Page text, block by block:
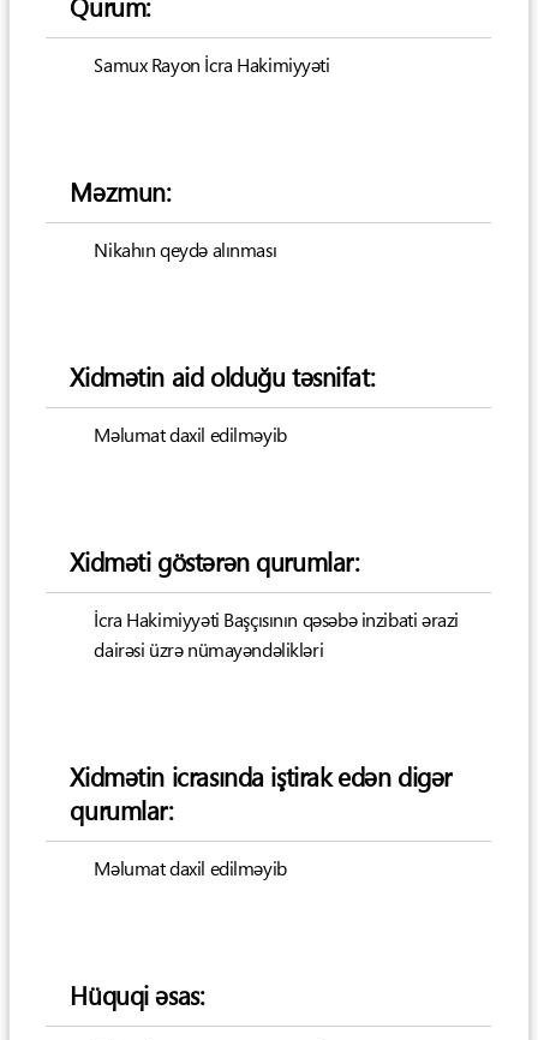
Samux Rayon İcra Hakimiyyəti
Məzmun:
Nikahın qeydə alınması
Xidmətin aid olduğu təsnifat:
Məlumat daxil edilməyib
Xidməti göstərən qurumlar:
İcra Hakimiyyəti Başçısının qəsəbə inzibati ərazi
dairəsi üzrə nümayəndəlikləri
Xidmətin icrasında iştirak edən digər
qurumlar:
Məlumat daxil edilməyib
Hüquqi əsas: